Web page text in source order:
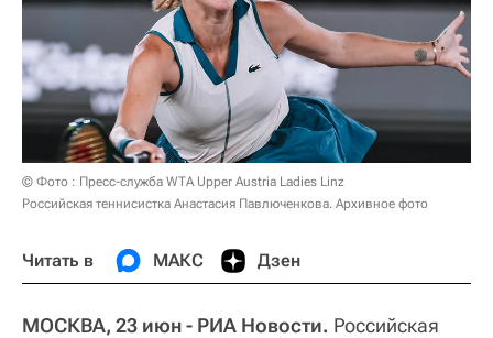
© Фото : Пресс-служба WTA Upper Austria Ladies Linz
Российская теннисистка Анастасия Павлюченкова. Архивное фото
Читать в МАКС Дзен
МОСКВА, 23 июн - РИА Новости. Российская